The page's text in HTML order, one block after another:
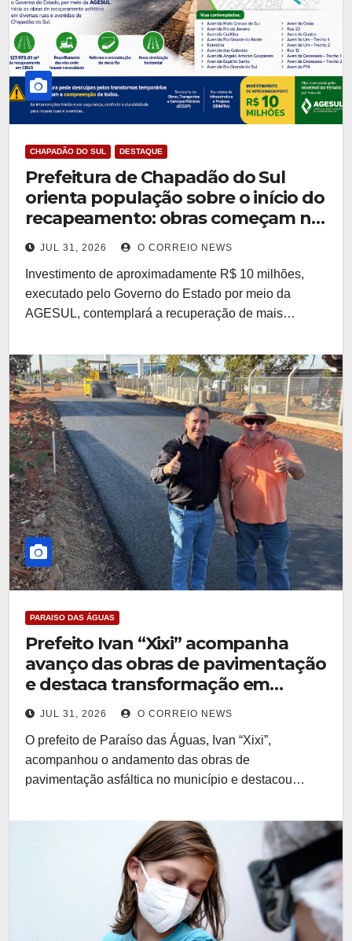
CHAPADÃO DO SUL DESTAQUE
Prefeitura de Chapadão do Sul
orienta população sobre o início do
recapeamento: obras começam na
segunda-feira (3) pela Avenida
Mato Grosso do Sul
JUL 31, 2026 O CORREIO NEWS
Investimento de aproximadamente R$ 10 milhões,
executado pelo Governo do Estado por meio da
AGESUL, contemplará a recuperação de mais…
PARAISO DAS ÁGUAS
Prefeito Ivan “Xixi” acompanha
avanço das obras de pavimentação
e destaca transformação em
Paraíso das Águas
JUL 31, 2026 O CORREIO NEWS
O prefeito de Paraíso das Águas, Ivan “Xixi”,
acompanhou o andamento das obras de
pavimentação asfáltica no município e destacou…